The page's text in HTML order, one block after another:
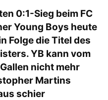
0:1-Sieg beim FC
Young Boys heute
Folge die Titel des
YB kann vom
nicht mehr
Martins
schier